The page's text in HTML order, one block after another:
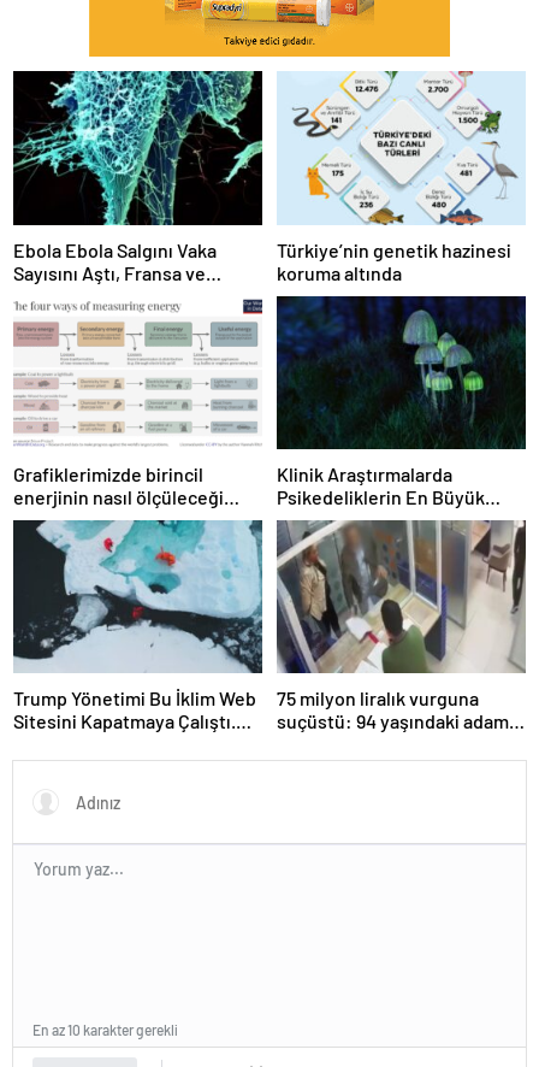
Ebola Ebola Salgını Vaka
Sayısını Aştı, Fransa ve
Türkiye’nin genetik hazinesi
koruma altında
Grafiklerimizde birincil
enerjinin nasıl ölçüleceği
değişti
Klinik Araştırmalarda
Psikedeliklerin En Büyük
Etkisi Gözden Kaçıyor
Olabilir: İnsanların
Hedeflerini, Değerlerini,
Kariyerlerini ve İlişkilerini
Değiştiriyor Gibi
Görünüyorlar
Trump Yönetimi Bu İklim Web
Sitesini Kapatmaya Çalıştı.
Çevrimiçi Hale Getirdi
75 milyon liralık vurguna
suçüstü: 94 yaşındaki adamın
En az 10 karakter gerekli